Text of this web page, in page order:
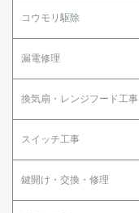
コウモリ駆除
漏電修理
換気扇・レンジフード工事
スイッチ工事
鍵開け・交換・修理